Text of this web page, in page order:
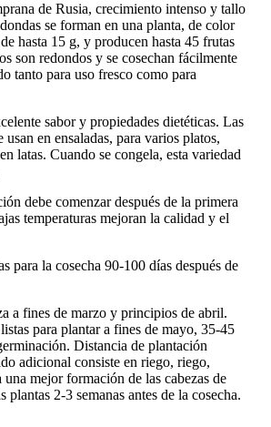
de Rusia, crecimiento intenso y tallo
se forman en una planta, de color
hasta 15 g, y producen hasta 45 frutas
son redondos y se cosechan fácilmente
tanto para uso fresco como para
sabor y propiedades dietéticas. Las
usan en ensaladas, para varios platos,
latas. Cuando se congela, esta variedad
debe comenzar después de la primera
temperaturas mejoran la calidad y el
para la cosecha 90-100 días después de
a fines de marzo y principios de abril.
para plantar a fines de mayo, 35-45
Distancia de plantación
adicional consiste en riego, riego,
una mejor formación de las cabezas de
plantas 2-3 semanas antes de la cosecha.